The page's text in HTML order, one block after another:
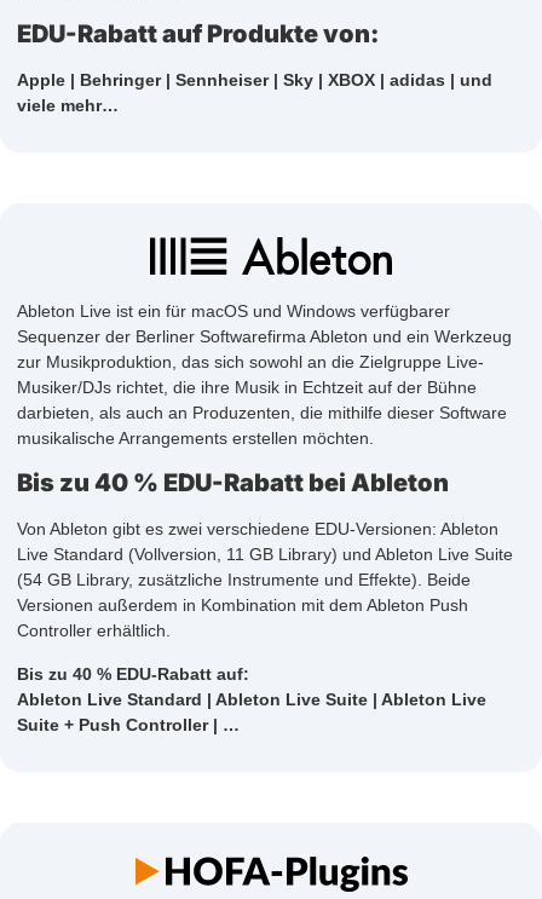
EDU-Rabatt auf Produkte von:
Apple | Behringer | Sennheiser | Sky | XBOX | adidas | und
viele mehr…
Ableton Live ist ein für macOS und Windows verfügbarer
Sequenzer der Berliner Softwarefirma Ableton und ein Werkzeug
zur Musikproduktion, das sich sowohl an die Zielgruppe Live-
Musiker/DJs richtet, die ihre Musik in Echtzeit auf der Bühne
darbieten, als auch an Produzenten, die mithilfe dieser Software
musikalische Arrangements erstellen möchten.
Bis zu 40 % EDU-Rabatt bei Ableton
Von Ableton gibt es zwei verschiedene EDU-Versionen: Ableton
Live Standard (Vollversion, 11 GB Library) und Ableton Live Suite
(54 GB Library, zusätzliche Instrumente und Effekte). Beide
Versionen außerdem in Kombination mit dem Ableton Push
Controller erhältlich.
Bis zu 40 % EDU-Rabatt auf:
Ableton Live Standard | Ableton Live Suite | Ableton Live
Suite + Push Controller | …